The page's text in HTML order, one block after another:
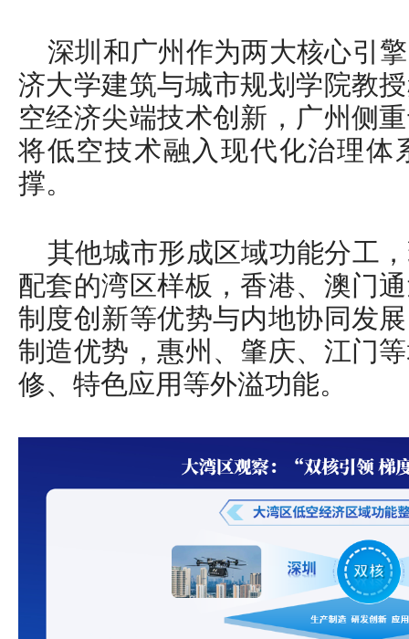
深圳和广州作为两大核心引
济大学建筑与城市规划学院教
空经济尖端技术创新，广州侧
将低空技术融入现代化治理体
撑。
其他城市形成区域功能分工
配套的湾区样板，香港、澳门
制度创新等优势与内地协同发
制造优势，惠州、肇庆、江门
修、特色应用等外溢功能。